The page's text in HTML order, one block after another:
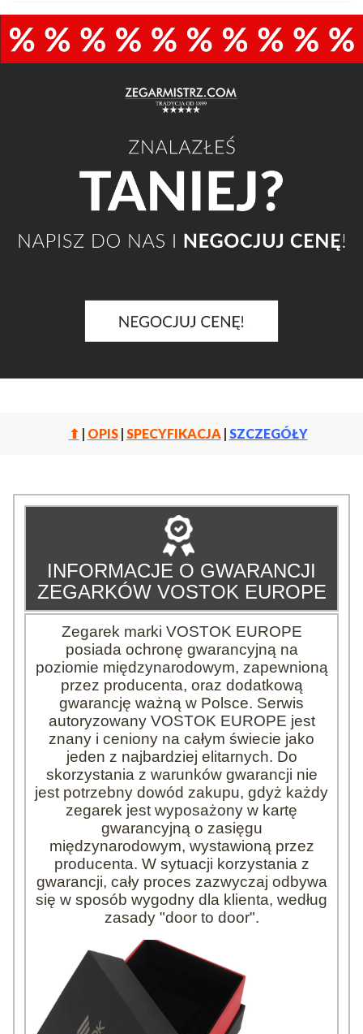
⬆ OPIS| SPECYFIKACJA| SZCZEGÓŁY
INFORMACJE O GWARANCJI
ZEGARKÓW VOSTOK EUROPE
Zegarek marki VOSTOK EUROPE
posiada ochronę gwarancyjną na
poziomie międzynarodowym, zapewnioną
przez producenta, oraz dodatkową
gwarancję ważną w Polsce. Serwis
autoryzowany VOSTOK EUROPE jest
znany i ceniony na całym świecie jako
jeden z najbardziej elitarnych. Do
skorzystania z warunków gwarancji nie
jest potrzebny dowód zakupu, gdyż każdy
zegarek jest wyposażony w kartę
gwarancyjną o zasięgu
międzynarodowym, wystawioną przez
producenta. W sytuacji korzystania z
gwarancji, cały proces zazwyczaj odbywa
się w sposób wygodny dla klienta, według
zasady "door to door".